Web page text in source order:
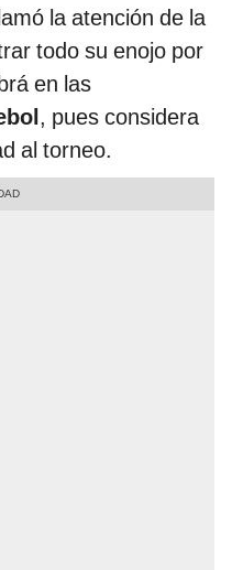
la atención de la
todo su enojo por
en las
, pues considera
al torneo.